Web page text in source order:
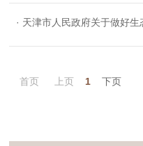
首页 上页 1 下页